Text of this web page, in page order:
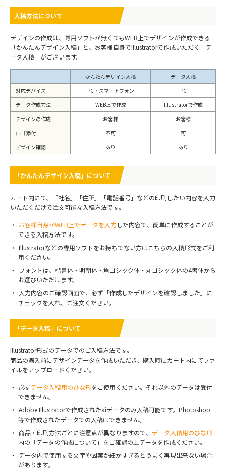
入稿方法について
デザインの作成は、専用ソフトが無くてもWEB上でデザインが作成できる
「かんたんデザイン入稿」と、お客様自身でIllustratorで作成いただく「デ
ータ入稿」がございます。
かんたんデザイン入稿
データ入稿
対応デバイス
PC・スマートフォン
PC
データ作成方法
WEB上で作成
Illustratorで作成
デザインの作成
お客様
お客様
ロゴ添付
不可
可
デザイン確認
あり あり
「かんたんデザイン入稿」について
カート内にて、「社名」「住所」「電話番号」などの印刷したい内容を入力
いただくだけで注文可能な入稿方法です。
お客様自身がWEB上でデータを入力した内容で、簡単に作成することが
できる入稿方法です。
Illustratorなどの専用ソフトをお持ちでない方はこちらの入稿形式をご利
用ください。
フォントは、楷書体・明朝体・角ゴシック体・丸ゴシック体の4書体から
お選びいただけます。
入力内容のご確認画面で、必ず「作成したデザインを確認しました」に
チェックを入れ、ご注文ください。
「データ入稿」について
Illustrator形式のデータでのご入稿方法です。
商品の購入前にデザインデータを作成いただき、購入時にカート内にてファ
イルをアップロードください。
必ずデータ入稿用のひな形をご使用ください。それ以外のデータは受付
できません。
Adobe Illustratorで作成されたaiデータのみ入稿可能です。Photoshop
等で作成されたデータでの入稿はできません。
商品・印刷方法ごとに注意点が異なりますので、 データ入稿用のひな形
内の「データの作成について」をご確認の上データを作成ください。
データ内で使用する文字や図案が細かすぎるとうまく再現出来ない場合
があります。